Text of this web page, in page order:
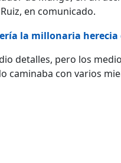
en comunicado.
la millonaria
detalles, pero los
caminaba con varios